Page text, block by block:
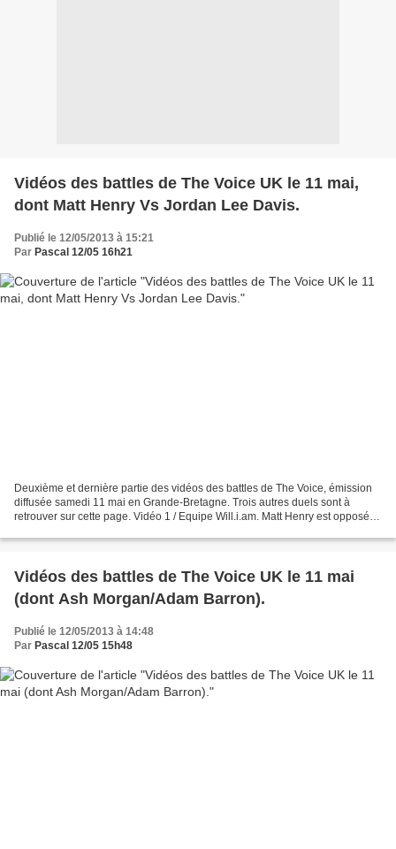
Vidéos des battles de The Voice UK le 11 mai,
dont Matt Henry Vs Jordan Lee Davis.
Publié le 12/05/2013 à 15:21
Par Pascal 12/05 16h21
Deuxième et dernière partie des vidéos des battles de The Voice, émission
diffusée samedi 11 mai en Grande-Bretagne. Trois autres duels sont à
retrouver sur cette page. Vidéo 1 / Equipe Will.i.am. Matt Henry est opposé à
Vidéos des battles de The Voice UK le 11 mai
(dont Ash Morgan/Adam Barron).
Publié le 12/05/2013 à 14:48
Par Pascal 12/05 15h48